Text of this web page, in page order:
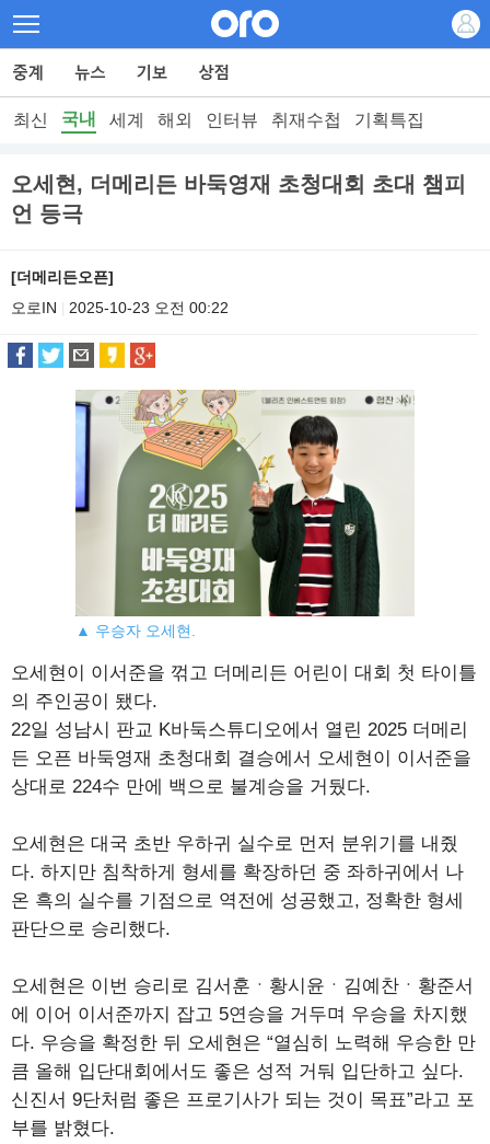
최신 국내 세계 해외 인터뷰 취재수첩 기획특집
오세현, 더메리든 바둑영재 초청대회 초대 챔피
언 등극
[더메리든오픈]
오로IN
2025-10-23 오전 00:22
▲ 우승자 오세현.
오세현이 이서준을 꺾고 더메리든 어린이 대회 첫 타이틀
의 주인공이 됐다.
22일 성남시 판교 K바둑스튜디오에서 열린 2025 더메리
든 오픈 바둑영재 초청대회 결승에서 오세현이 이서준을
상대로 224수 만에 백으로 불계승을 거뒀다.
오세현은 대국 초반 우하귀 실수로 먼저 분위기를 내줬
다. 하지만 침착하게 형세를 확장하던 중 좌하귀에서 나
온 흑의 실수를 기점으로 역전에 성공했고, 정확한 형세
판단으로 승리했다.
오세현은 이번 승리로 김서훈ㆍ황시윤ㆍ김예찬ㆍ황준서
에 이어 이서준까지 잡고 5연승을 거두며 우승을 차지했
다. 우승을 확정한 뒤 오세현은 “열심히 노력해 우승한 만
큼 올해 입단대회에서도 좋은 성적 거둬 입단하고 싶다.
신진서 9단처럼 좋은 프로기사가 되는 것이 목표”라고 포
부를 밝혔다.